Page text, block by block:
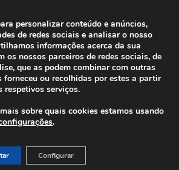
personalizar conteúdo e anúncios,
de redes sociais e analisar o nosso
informações acerca da sua
os nossos parceiros de redes sociais, de
que as podem combinar com outras
forneceu ou recolhidas por estes a partir
serviços.
sobre quais cookies estamos usando
.
Configurar